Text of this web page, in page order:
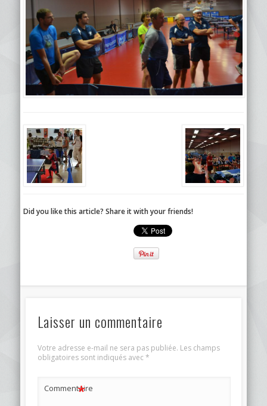
Did you like this article? Share it with your friends!
Laisser un commentaire
Votre adresse e-mail ne sera pas publiée. Les champs
obligatoires sont indiqués avec*
Commentaire
*